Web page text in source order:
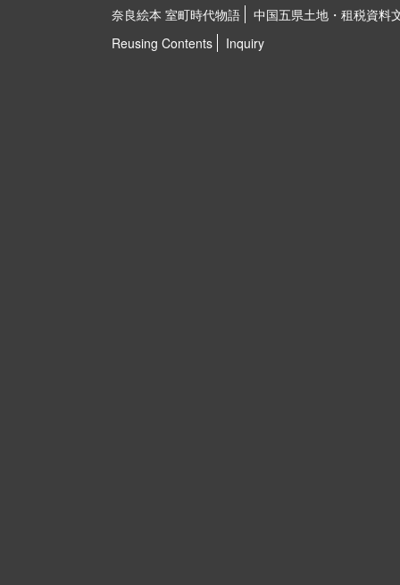
奈良絵本 室町時代物語
中国五県土地・租税資料
Reusing Contents
Inquiry